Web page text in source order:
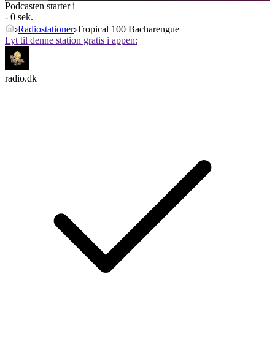
Podcasten starter i
- 0 sek.
Radiostationer Tropical 100 Bacharengue
Lyt til denne station gratis i appen:
radio.dk